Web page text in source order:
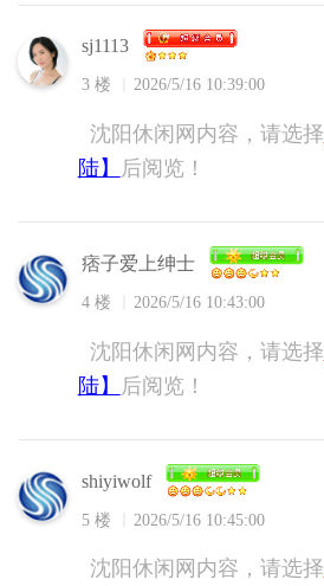
sj1113
3 楼 2026/5/16 10:39:00
沈阳休闲网内容，请选择
陆】
后阅览！
痞子爱上绅士
4 楼 2026/5/16 10:43:00
沈阳休闲网内容，请选择
陆】
后阅览！
shiyiwolf
5 楼 2026/5/16 10:45:00
沈阳休闲网内容，请选择